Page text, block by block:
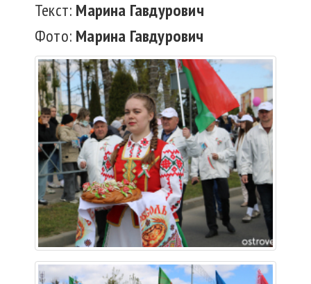
Текст: Марина Гавдурович
Фото: Марина Гавдурович